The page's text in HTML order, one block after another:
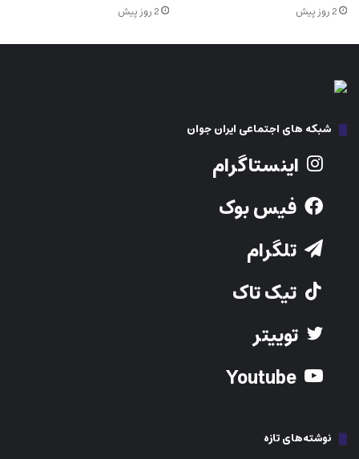
2 روز پیش 2 روز پیش
شبکه های اجتماعی ایران جوان
اینستاگرام
فیس بوک
تلگرام
تیک تاک
توییتر
نوشته‌های تازه